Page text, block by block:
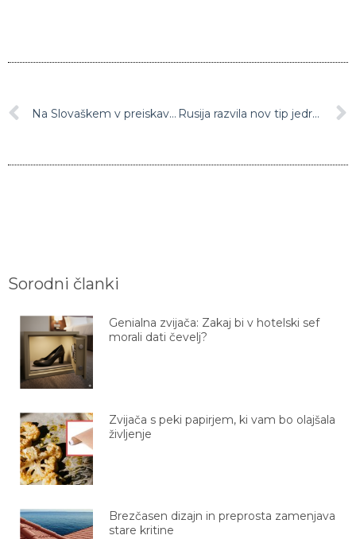
Na Slovaškem v preiskavi umora novinarja prijeli več italijanskih poslovnežev Rusija razvila nov tip jedrskega izstrelka, proti kateremu bo dosedanja protiraketna obramba neuporabna
Sorodni članki
Genialna zvijača: Zakaj bi v hotelski sef
morali dati čevelj?
Zvijača s peki papirjem, ki vam bo olajšala
življenje
Brezčasen dizajn in preprosta zamenjava
stare kritine